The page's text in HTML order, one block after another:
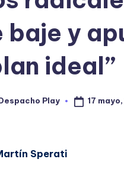
baje y
ideal”
Play 17
Sperati